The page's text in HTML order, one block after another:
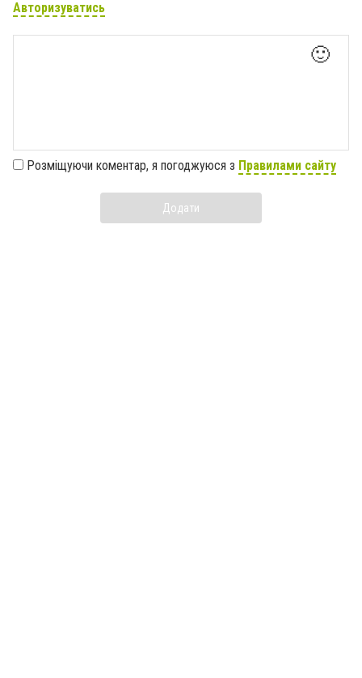
Авторизуватись
🙂
Розміщуючи коментар, я погоджуюся з Правилами сайту
Додати